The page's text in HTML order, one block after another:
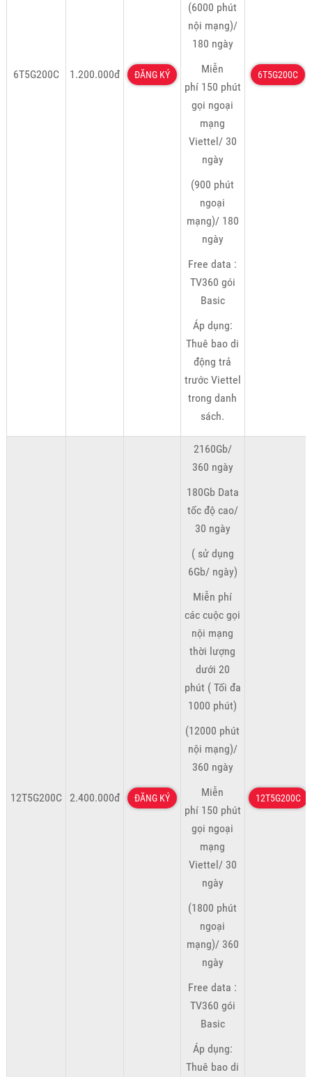
6T5G200C 1.200.000đ ĐĂNG KÝ
(6000 phút
nội mạng)/
180 ngày
Miễn
phí 150 phút
gọi ngoại
mạng
Viettel/ 30
ngày
(900 phút
ngoại
mạng)/ 180
ngày
Free data :
TV360 gói
Basic
Áp dụng:
Thuê bao di
động trả
trước Viettel
trong danh
sách.
6T5G200C
12T5G200C 2.400.000đ ĐĂNG KÝ
2160Gb/
360 ngày
180Gb Data
tốc độ cao/
30 ngày
( sử dụng
6Gb/ ngày)
Miễn phí
các cuộc gọi
nội mạng
thời lượng
dưới 20
phút ( Tối đa
1000 phút)
(12000 phút
nội mạng)/
360 ngày
Miễn
phí 150 phút
gọi ngoại
mạng
Viettel/ 30
ngày
(1800 phút
ngoại
mạng)/ 360
ngày
Free data :
TV360 gói
Basic
Áp dụng:
Thuê bao di
12T5G200C